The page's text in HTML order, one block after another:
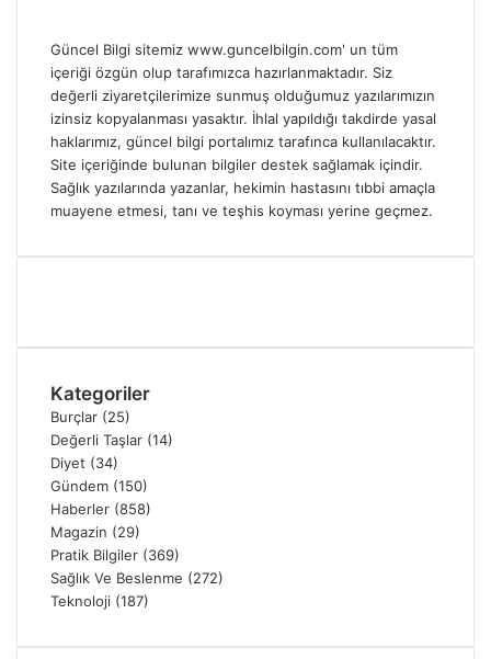
Güncel Bilgi sitemiz www.guncelbilgin.com' un tüm
içeriği özgün olup tarafımızca hazırlanmaktadır. Siz
değerli ziyaretçilerimize sunmuş olduğumuz yazılarımızın
izinsiz kopyalanması yasaktır. İhlal yapıldığı takdirde yasal
haklarımız, güncel bilgi portalımız tarafınca kullanılacaktır.
Site içeriğinde bulunan bilgiler destek sağlamak içindir.
Sağlık yazılarında yazanlar, hekimin hastasını tıbbi amaçla
muayene etmesi, tanı ve teşhis koyması yerine geçmez.
Kategoriler
Burçlar (25)
Değerli Taşlar (14)
Diyet (34)
Gündem (150)
Haberler (858)
Magazin (29)
Pratik Bilgiler (369)
Sağlık Ve Beslenme (272)
Teknoloji (187)